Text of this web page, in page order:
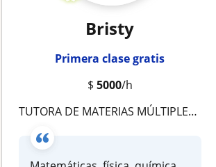
Bristy
Primera clase gratis
$ 5000/h
TUTORA DE MATERIAS MÚLTIPLES DE CUALQUIER CICLO ESCOLAR